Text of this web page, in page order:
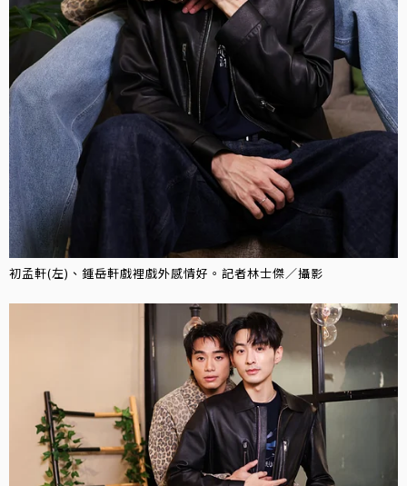
初孟軒(左)、鍾岳軒戲裡戲外感情好。記者林士傑／攝影